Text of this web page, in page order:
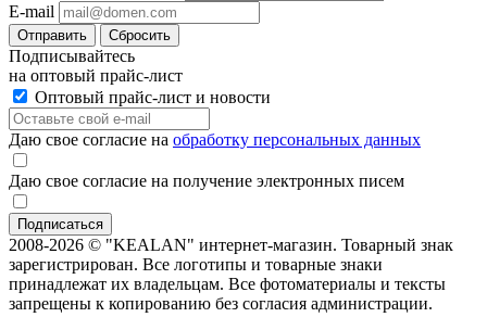
E-mail
Отправить Сбросить
Подписывайтесь
на оптовый прайс-лист
Оптовый прайс-лист и новости
Даю свое согласие на обработку персональных данных
Даю свое согласие на получение электронных писем
2008-2026 © "KEALAN" интернет-магазин. Товарный знак
зарегистрирован. Все логотипы и товарные знаки
принадлежат их владельцам. Все фотоматериалы и тексты
запрещены к копированию без согласия администрации.